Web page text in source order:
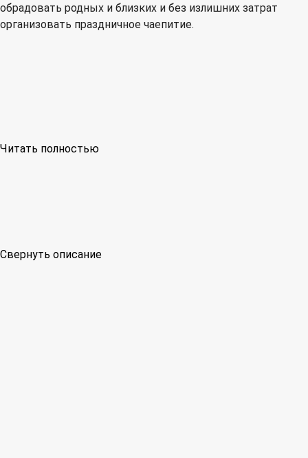
обрадовать родных и близких и без излишних затрат
организовать праздничное чаепитие.
Читать полностью
Свернуть описание